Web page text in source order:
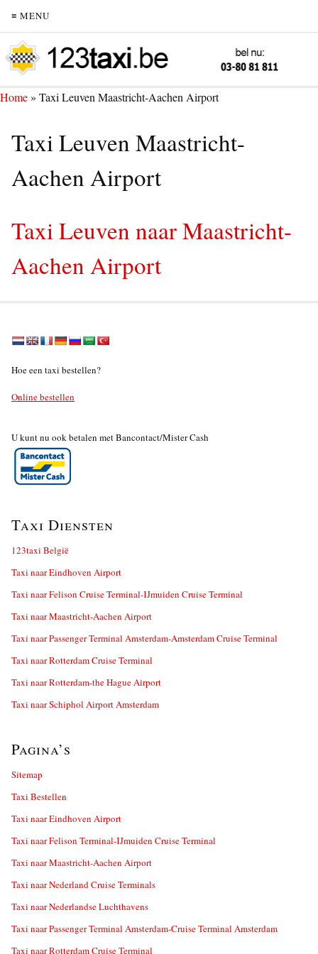
≡ MENU
Home» Taxi Leuven Maastricht-Aachen Airport
Taxi Leuven Maastricht-
Aachen Airport
Taxi Leuven naar Maastricht-
Aachen Airport
Hoe een taxi bestellen?
Online bestellen
U kunt nu ook betalen met Bancontact/Mister Cash
Taxi Diensten
123taxi België
Taxi naar Eindhoven Airport
Taxi naar Felison Cruise Terminal-IJmuiden Cruise Terminal
Taxi naar Maastricht-Aachen Airport
Taxi naar Passenger Terminal Amsterdam-Amsterdam Cruise Terminal
Taxi naar Rotterdam Cruise Terminal
Taxi naar Rotterdam-the Hague Airport
Taxi naar Schiphol Airport Amsterdam
Pagina’s
Sitemap
Taxi Bestellen
Taxi naar Eindhoven Airport
Taxi naar Felison Terminal-IJmuiden Cruise Terminal
Taxi naar Maastricht-Aachen Airport
Taxi naar Nederland Cruise Terminals
Taxi naar Nederlandse Luchthavens
Taxi naar Passenger Terminal Amsterdam-Cruise Terminal Amsterdam
Taxi naar Rotterdam Cruise Terminal